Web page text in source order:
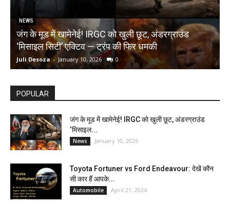
NEWS
जंग के मूड में खामेनेई! IRGC को खुली छूट, अंडरग्राउंड
‘मिसाइल सिटी’ एक्टिव — ट्रंप की फिर धमकी
Juli Desoza - January 10, 2026 0
POPULAR
जंग के मूड में खामेनेई! IRGC को खुली छूट, अंडरग्राउंड
‘मिसाइल...
News January 10, 2026
Toyota Fortuner vs Ford Endeavour: देखें कौन
सी कार हैं आपके...
Automobile April 21, 2024